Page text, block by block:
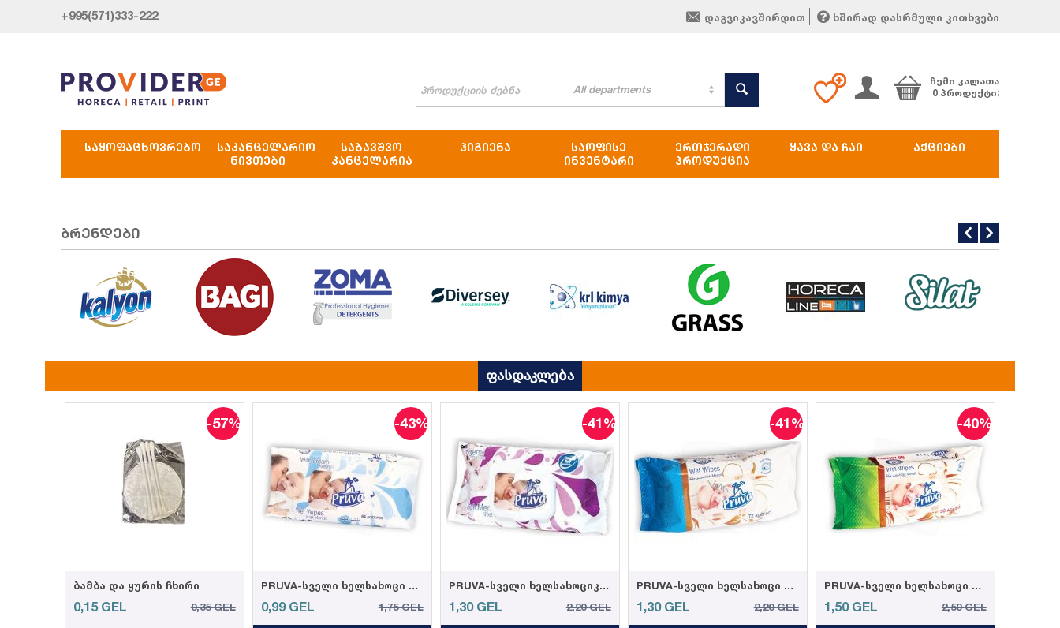
+995(571)333-222 დაგვიკავშირდით ხშირად დასრმული კითხვები
All departments
ᲩᲔᲛᲘ ᲙᲐᲚᲐᲗᲐ
0 პროდუქტი;
ᲡᲐᲧᲝᲤᲐᲪᲮᲝᲕᲠᲔᲑᲝ
ᲡᲐᲙᲐᲜᲪᲔᲚᲐᲠᲘᲝ
ᲜᲘᲕᲗᲔᲑᲘ
ᲡᲐᲑᲐᲕᲨᲕᲝ
ᲙᲐᲜᲪᲔᲚᲐᲠᲘᲐ
ᲰᲘᲒᲘᲔᲜᲐ
ᲡᲐᲝᲤᲘᲡᲔ
ᲘᲜᲕᲔᲜᲢᲐᲠᲘ
ᲔᲠᲗᲯᲔᲠᲐᲓᲘ
ᲞᲠᲝᲓᲣᲥᲪᲘᲐ
ᲧᲐᲕᲐ ᲓᲐ ᲩᲐᲘ ᲐᲥᲪᲘᲔᲑᲘ
ბრენდები
ფასდაკლება
-57%
ბამბა და ყურის ჩხირი
0,15 GEL 0,35 GEL
-43%
PRUVA-სველი ხელსახოცი 64ც 35 გრ. (12)
0,99 GEL 1,75 GEL
-41%
PRUVA-სველი ხელსახოციკრემით 72ც 35 გრ. (12)
1,30 GEL 2,20 GEL
-41%
PRUVA-სველი ხელსახოცი ელეგანტური 72ც 35 გრ. (12)
1,30 GEL 2,20 GEL
-40%
PRUVA-სველი ხელსახოცი ელეგანტური 90ც 35 გრ. (12)
1,50 GEL 2,50 GEL